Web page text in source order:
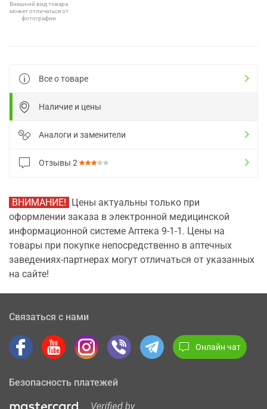
Внешний вид товара
может отличаться от
фотографии
Все о товаре
Наличие и цены
Аналоги и заменители
Отзывы 2
ВНИМАНИЕ! Цены актуальны только при
оформлении заказа в электронной медицинской
информационной системе Аптека 9-1-1. Цены на
товары при покупке непосредственно в аптечных
заведениях-партнерах могут отличаться от указанных
на сайте!
Связаться с нами
Онлайн чат
Безопасность платежей